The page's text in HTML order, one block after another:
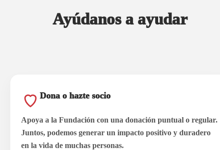
Ayúdanos a ayudar
Dona o hazte socio
Apoya a la Fundación con una donación puntual o regular.
Juntos, podemos generar un impacto positivo y duradero
en la vida de muchas personas.